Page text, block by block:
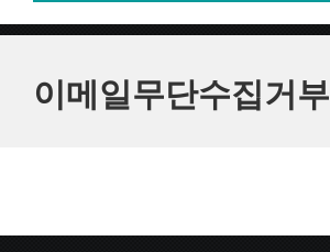
이메일무단수집거부